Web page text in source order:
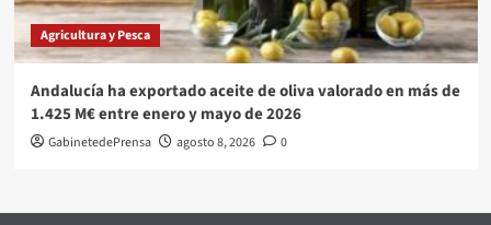
Agricultura y Pesca
Andalucía ha exportado aceite de oliva valorado en más de
1.425 M€ entre enero y mayo de 2026
GabinetedePrensa agosto 8, 2026 0